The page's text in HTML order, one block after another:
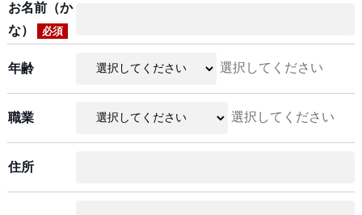
お名前（か
な）
必須
年齢 選択してください
職業 選択してください
住所